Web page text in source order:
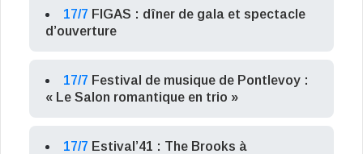
17/7 FIGAS : dîner de gala et spectacle
d’ouverture
17/7 Festival de musique de Pontlevoy :
« Le Salon romantique en trio »
17/7 Estival’41 : The Brooks à